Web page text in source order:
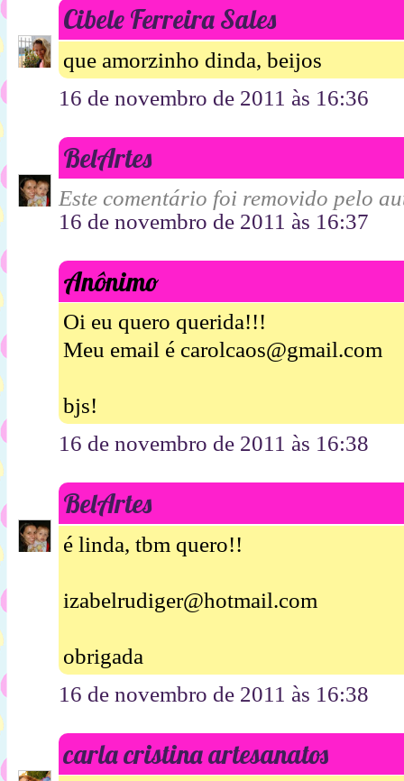
Cibele Ferreira Sales
que amorzinho dinda, beijos
16 de novembro de 2011 às 16:36
BelArtes
Este comentário foi removido pelo
16 de novembro de 2011 às 16:37
Anônimo
Oi eu quero querida!!!
Meu email é carolcaos@gmail.com
bjs!
16 de novembro de 2011 às 16:38
BelArtes
é linda, tbm quero!!
izabelrudiger@hotmail.com
obrigada
16 de novembro de 2011 às 16:38
carla cristina artesanatos